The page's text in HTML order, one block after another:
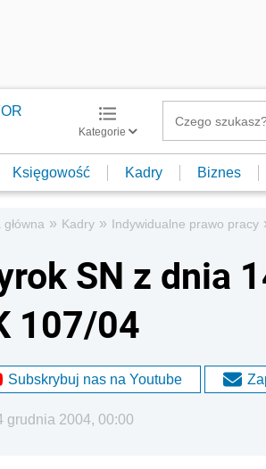
Kategorie
Księgowość Kadry Biznes
» Kadry » Indywidualne prawo pracy
SN z dnia
107/04
Subskrybuj nas na Youtube
grudnia 2004, 00:00